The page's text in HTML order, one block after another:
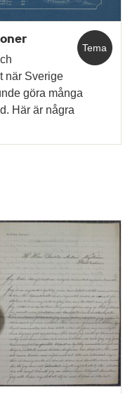
Tema
när Sverige
göra många
Här är några